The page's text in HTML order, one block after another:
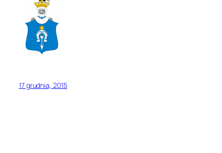
17 grudnia, 2015